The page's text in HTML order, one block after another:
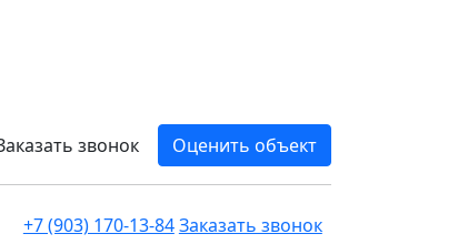
звонок
Оценить объект
+7 (903) 170-13-84Заказать звонок